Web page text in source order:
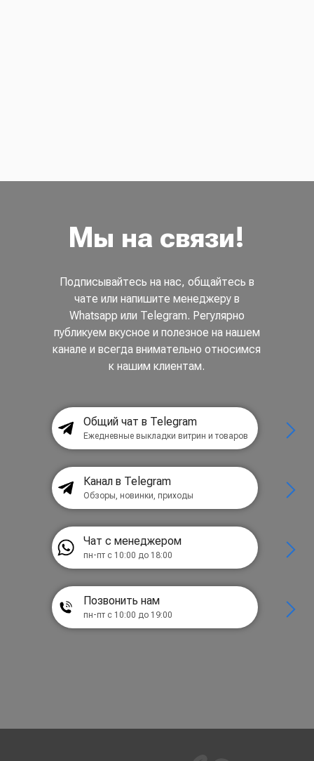
Мы на связи!
Подписывайтесь на нас, общайтесь в
чате или напишите менеджеру в
Whatsapp или Telegram. Регулярно
публикуем вкусное и полезное на нашем
канале и всегда внимательно относимся
к нашим клиентам.
Общий чат в Telegram
Ежедневные выкладки витрин и товаров
Канал в Telegram
Обзоры, новинки, приходы
Чат с менеджером
пн-пт с 10:00 до 18:00
Позвонить нам
пн-пт с 10:00 до 19:00